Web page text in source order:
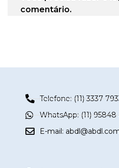
comentário.
Telefone: (11) 3337-
WhatsApp: (11)
E-mail: